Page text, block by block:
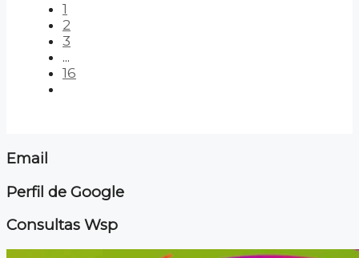
1
2
3
...
16
Email
Perfil de Google
Consultas Wsp